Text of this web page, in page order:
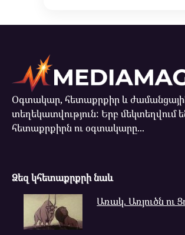
Օգտակար, հետաքրքիր և
տեղեկատվություն: Երբ մեկտեղվում
հետաքրքիրն ու օգտակարը...
Ձեզ կհետաքրքրի նաև
Առակ. Առյուծն ու